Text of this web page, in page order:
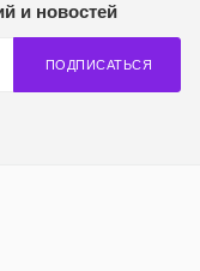
и новостей
ПОДПИСАТЬСЯ